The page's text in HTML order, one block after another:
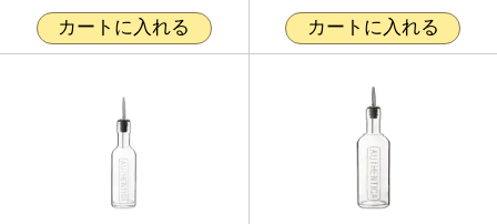
カートに入れる カートに入れる